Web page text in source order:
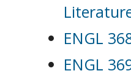
ENGL
ENGL